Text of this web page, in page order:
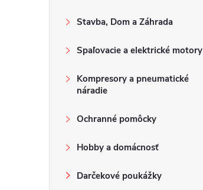
Stavba, Dom a Záhrada
Spaľovacie a elektrické motory
Kompresory a pneumatické
náradie
Ochranné pomôcky
Hobby a domácnosť
Darčekové poukážky